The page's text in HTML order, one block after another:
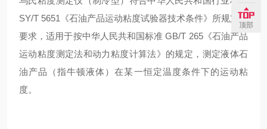
SY/T 5651《石油产品运动粘度试验器技术条件》所规定的
要求，适用于按中华人民共和国标准 GB/T 265《石油产品
运动粘度测定法和动力粘度计算法》的规定，测定液体石
油产品（指牛顿液体）在某一恒定温度条件下的运动粘
度。
顶部